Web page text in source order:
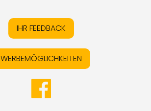
IHR FEEDBACK
WERBEMÖGLICHKEITEN